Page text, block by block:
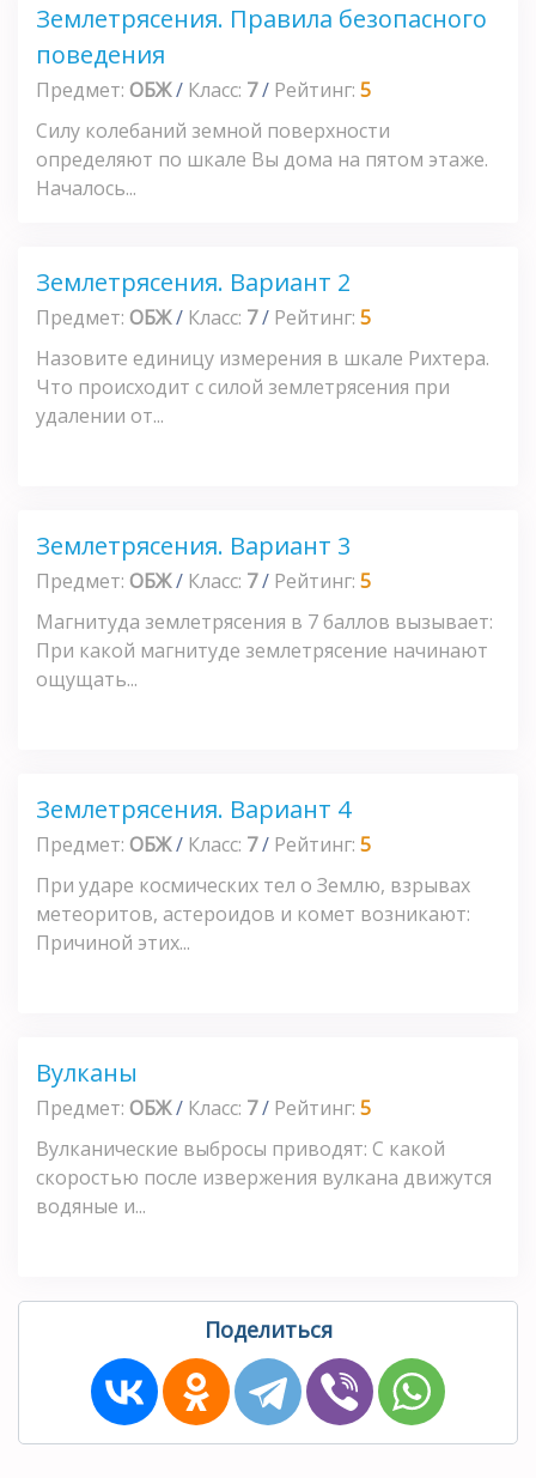
Землетрясения. Правила безопасного
поведения
Предмет: ОБЖ/ Класс: 7/ Рейтинг: 5
Силу колебаний земной поверхности
определяют по шкале Вы дома на пятом этаже.
Началось...
Землетрясения. Вариант 2
Предмет: ОБЖ/ Класс: 7/ Рейтинг: 5
Назовите единицу измерения в шкале Рихтера.
Что происходит с силой землетрясения при
удалении от...
Землетрясения. Вариант 3
Предмет: ОБЖ/ Класс: 7/ Рейтинг: 5
Магнитуда землетрясения в 7 баллов вызывает:
При какой магнитуде землетрясение начинают
ощущать...
Землетрясения. Вариант 4
Предмет: ОБЖ/ Класс: 7/ Рейтинг: 5
При ударе космических тел о Землю, взрывах
метеоритов, астероидов и комет возникают:
Причиной этих...
Вулканы
Предмет: ОБЖ/ Класс: 7/ Рейтинг: 5
Вулканические выбросы приводят: С какой
скоростью после извержения вулкана движутся
водяные и...
Поделиться